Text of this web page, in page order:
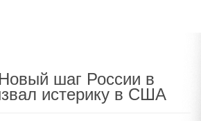
шаг России в
истерику в США